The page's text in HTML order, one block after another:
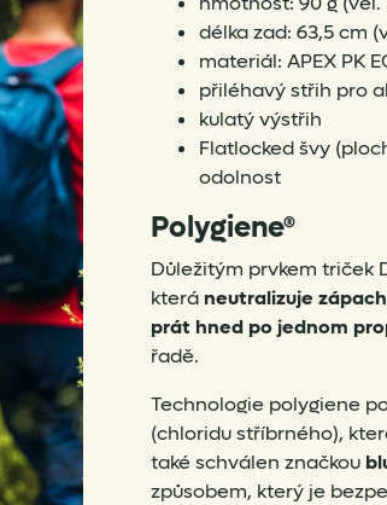
délka zad: 63,5 cm
materiál: APEX PK
přiléhavý střih pro
kulatý výstřih
Flatlocked švy
odolnost
Polygiene®
Důležitým prvkem triček
která neutralizuje zápach
prát hned po jednom
řadě.
Technologie polygiene
(chloridu stříbrného),
také schválen značkou
způsobem, který je